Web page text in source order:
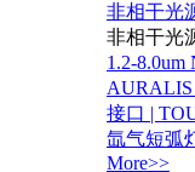
非相干光
非相干光
1.2-
AURALIS
接口 |
氙气短弧
More>>